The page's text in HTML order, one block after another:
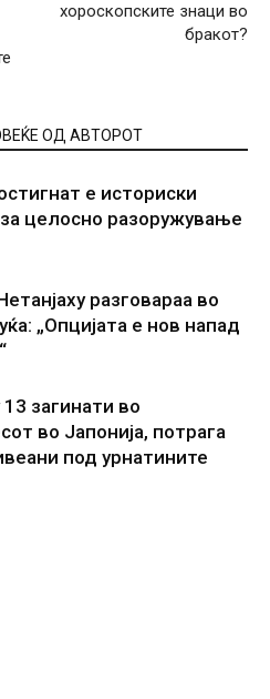
хороскопските знаци во
бракот?
ОД АВТОРОТ
е историски
целосно разоружување
разговараа во
„Опцијата е нов напад
13 загинати во
во Јапонија, потрага
под урнатините